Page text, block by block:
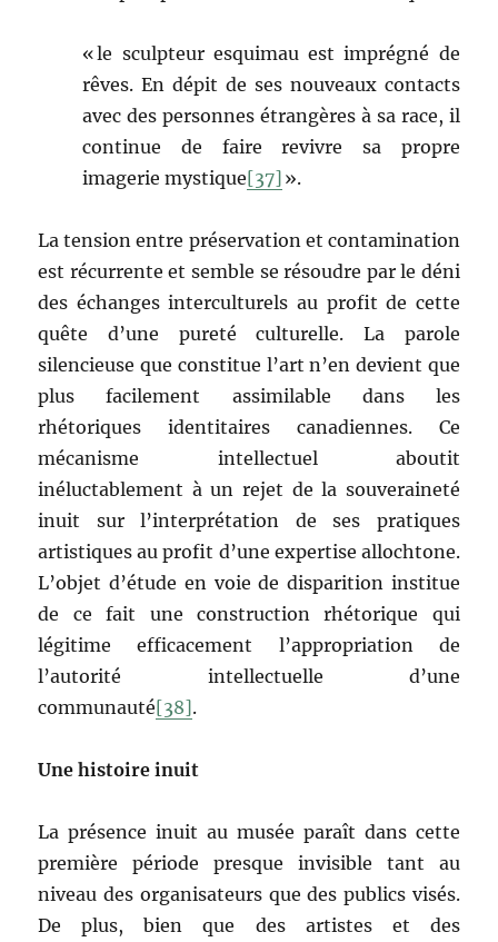
« le sculpteur esquimau est imprégné de
rêves. En dépit de ses nouveaux contacts
avec des personnes étrangères à sa race, il
continue de faire revivre sa propre
imagerie mystique[37] ».
La tension entre préservation et contamination
est récurrente et semble se résoudre par le déni
des échanges interculturels au profit de cette
quête d’une pureté culturelle. La parole
silencieuse que constitue l’art n’en devient que
plus facilement assimilable dans les
rhétoriques identitaires canadiennes. Ce
mécanisme intellectuel aboutit
inéluctablement à un rejet de la souveraineté
inuit sur l’interprétation de ses pratiques
artistiques au profit d’une expertise allochtone.
L’objet d’étude en voie de disparition institue
de ce fait une construction rhétorique qui
légitime efficacement l’appropriation de
l’autorité intellectuelle d’une
communauté[38].
Une histoire inuit
La présence inuit au musée paraît dans cette
première période presque invisible tant au
niveau des organisateurs que des publics visés.
De plus, bien que des artistes et des